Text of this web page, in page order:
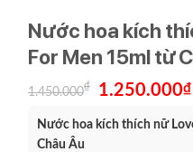
Nước hoa kích
For Men 15ml từ
1.450.000₫
Giá
gốc
1.450.000₫.
1.250.000₫
Nước hoa kích thích nữ
Châu Âu